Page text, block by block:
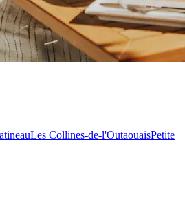
Les Collines-de-l'OutaouaisPetite